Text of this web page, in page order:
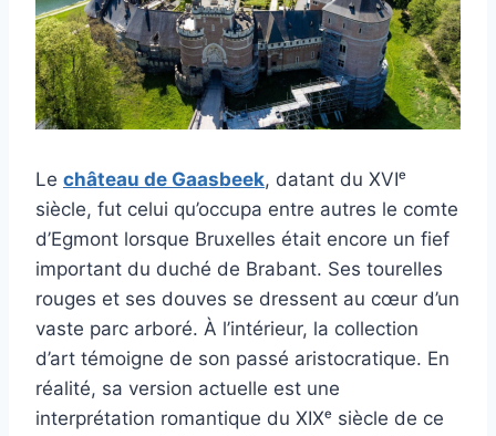
Le château de Gaasbeek, datant du XVIᵉ
siècle, fut celui qu’occupa entre autres le comte
d’Egmont lorsque Bruxelles était encore un fief
important du duché de Brabant. Ses tourelles
rouges et ses douves se dressent au cœur d’un
vaste parc arboré. À l’intérieur, la collection
d’art témoigne de son passé aristocratique. En
réalité, sa version actuelle est une
interprétation romantique du XIXᵉ siècle de ce